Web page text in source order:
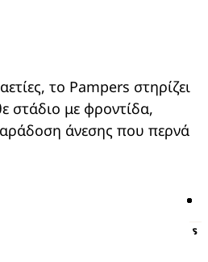
το Pampers στηρίζει
στάδιο με φροντίδα,
άνεσης που περνά
Περισσότερα από τα Pampers